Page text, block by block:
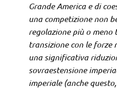
Grande America e di
una competizione non
regolazione più o
transizione con le forze
una significativa
sovraestensione
imperiale (anche